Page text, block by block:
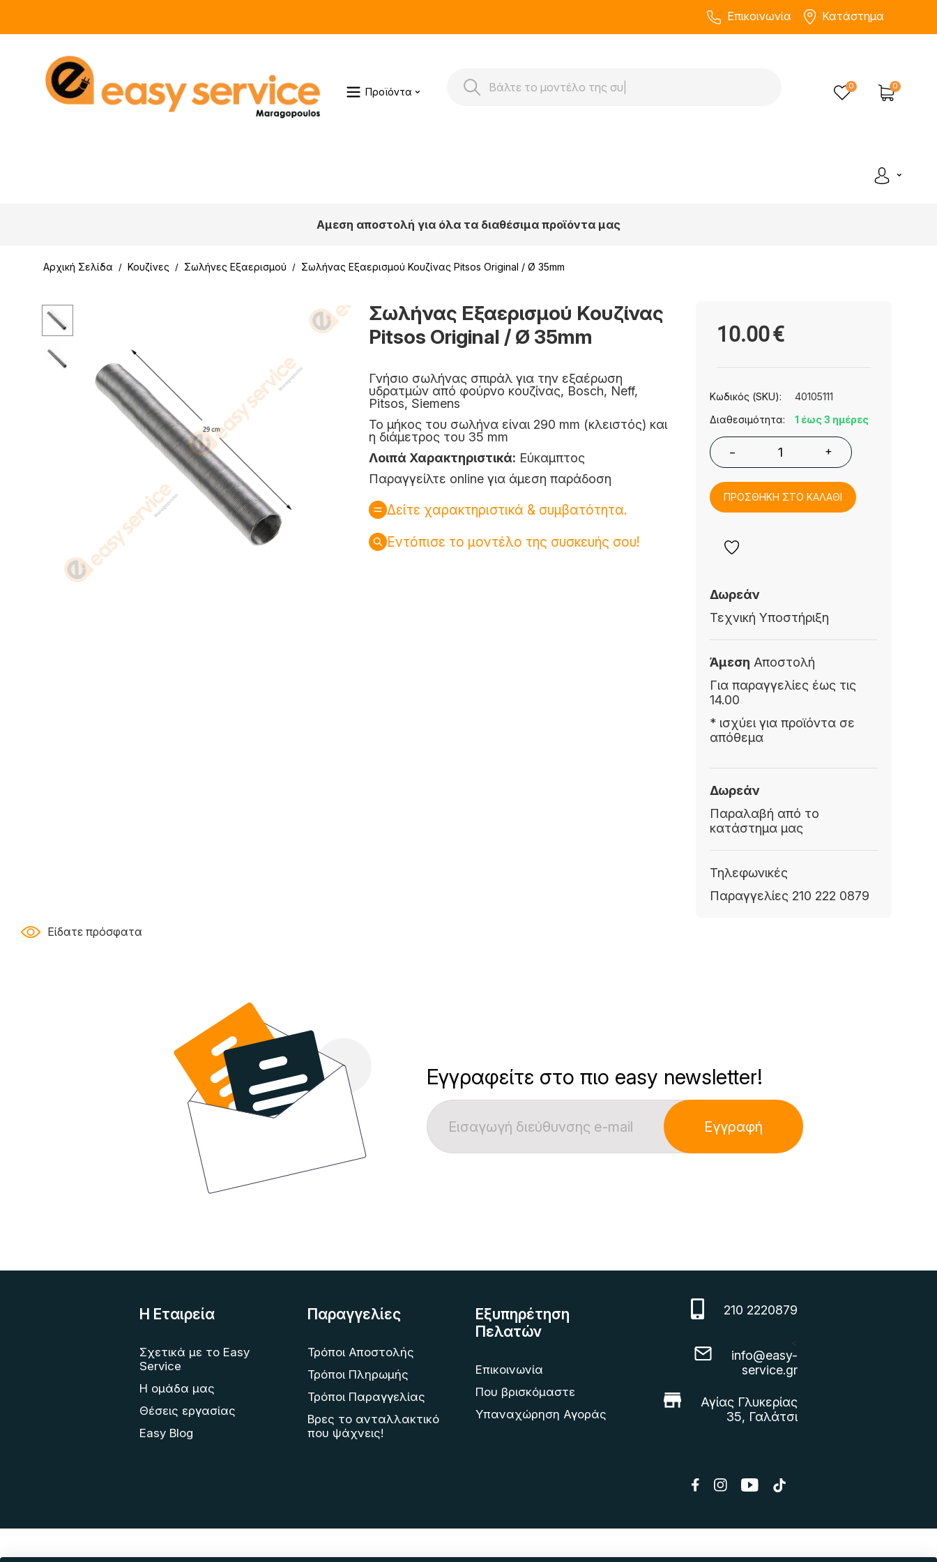
Επικοινωνία Κατάστημα
Προϊόντα 0
0
Αμεση αποστολή για όλα τα διαθέσιμα προϊόντα μας
Αρχική Σελίδα / Κουζίνες / Σωλήνες Εξαερισμού / Σωλήνας Εξαερισμού Κουζίνας Pitsos Original / Ø 35mm
Σωλήνας Εξαερισμού Κουζίνας
Pitsos Original / Ø 35mm
Γνήσιο σωλήνας σπιράλ για την εξαέρωση
υδρατμών από φούρνο κουζίνας, Bosch, Neff,
Pitsos, Siemens
Το μήκος του σωλήνα είναι 290 mm (κλειστός) και
η διάμετρος του 35 mm
Λοιπά Χαρακτηριστικά: Εύκαμπτος
Παραγγείλτε online για άμεση παράδοση
Δείτε χαρακτηριστικά & συμβατότητα.
Εντόπισε το μοντέλο της συσκευής σου!
10.00€
Κωδικός (SKU):
40105111
Διαθεσιμότητα:
1 έως 3 ημέρες
− +
ΠΡΟΣΘΗΚΗ ΣΤΟ ΚΑΛΑΘΙ
Δωρεάν
Τεχνική Υποστήριξη
Άμεση Αποστολή
Για παραγγελίες έως τις
14.00
* ισχύει για προϊόντα σε
απόθεμα
Δωρεάν
Παραλαβή από το
κατάστημα μας
Τηλεφωνικές
Παραγγελίες 210 222 0879
Είδατε πρόσφατα
Εγγραφείτε στο πιο easy newsletter!
Εγγραφή
Η Eταιρεία
Σχετικά με το Easy
Service
Η ομάδα μας
Θέσεις εργασίας
Easy Blog
Παραγγελίες
Τρόποι Αποστολής
Τρόποι Πληρωμής
Τρόποι Παραγγελίας
Βρες το ανταλλακτικό
που ψάχνεις!
Εξυπηρέτηση
Πελατών
Επικοινωνία
Που βρισκόμαστε
Υπαναχώρηση Αγοράς
210 2220879
<
info@easy-
service.gr
Αγίας Γλυκερίας
35, Γαλάτσι